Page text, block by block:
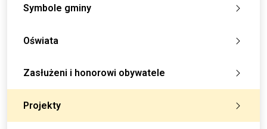
Symbole gminy
Oświata
Zasłużeni i honorowi obywatele
Projekty